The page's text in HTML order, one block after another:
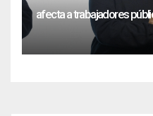
afecta a trabajadores